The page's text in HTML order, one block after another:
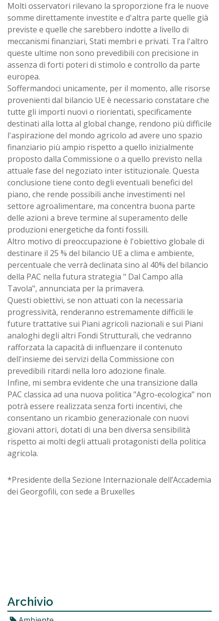
Molti osservatori rilevano la sproporzione fra le nuove
somme direttamente investite e d'altra parte quelle già
previste e quelle che sarebbero indotte a livello di
meccanismi finanziari, Stati membri e privati. Tra l'altro
queste ultime non sono prevedibili con precisione in
assenza di forti poteri di stimolo e controllo da parte
europea.
Soffermandoci unicamente, per il momento, alle risorse
provenienti dal bilancio UE è necessario constatare che
tutte gli importi nuovi o riorientati, specificamente
destinati alla lotta al global change, rendono più difficile
l'aspirazione del mondo agricolo ad avere uno spazio
finanziario più ampio rispetto a quello inizialmente
proposto dalla Commissione o a quello previsto nella
attuale fase del negoziato inter istituzionale. Questa
conclusione tiene conto degli eventuali benefici del
piano, che rende possibili anche investimenti nel
settore agroalimentare, ma concentra buona parte
delle azioni a breve termine al superamento delle
produzioni energetiche da fonti fossili.
Altro motivo di preoccupazione è l'obiettivo globale di
destinare il 25 % del bilancio UE a clima e ambiente,
percentuale che verrà declinata sino al 40% del bilancio
della PAC nella futura strategia " Dal Campo alla
Tavola", annunciata per la primavera.
Questi obiettivi, se non attuati con la necessaria
progressività, renderanno estremamente difficili le
future trattative sui Piani agricoli nazionali e sui Piani
analoghi degli altri Fondi Strutturali, che vedranno
rafforzata la capacità di influenzare il contenuto
dell'insieme dei servizi della Commissione con
prevedibili ritardi nella loro adozione finale.
Infine, mi sembra evidente che una transizione dalla
PAC classica ad una nuova politica "Agro-ecologica" non
potrà essere realizzata senza forti incentivi, che
consentano un ricambio generazionale con nuovi
giovani attori, dotati di una ben diversa sensibilità
rispetto ai molti degli attuali protagonisti della politica
agricola.
*Presidente della Sezione Internazionale dell’Accademia
dei Georgofili, con sede a Bruxelles
Archivio